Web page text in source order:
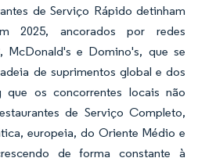
de Serviço Rápido detinham
2025, ancorados por redes
McDonald's e Domino's, que se
de suprimentos global e dos
que os concorrentes locais não
de Serviço Completo,
europeia, do Oriente Médio e
de forma constante à